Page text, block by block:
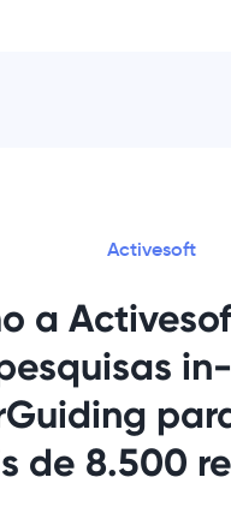
Activesoft
a
de 8.500